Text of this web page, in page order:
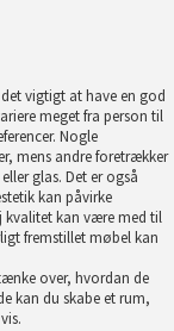
vigtigt at have en god
meget fra person til
Nogle
mens andre foretrækker
glas. Det er også
kan påvirke
kvalitet kan være med til
fremstillet møbel kan
over, hvordan de
kan du skabe et rum,